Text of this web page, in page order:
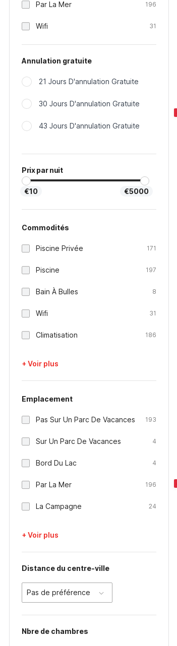
Par La Mer 196
Wifi 31
Annulation gratuite
21 Jours D'annulation Gratuite
30 Jours D'annulation Gratuite
43 Jours D'annulation Gratuite
Prix par nuit
€10 €5000
Commodités
Piscine Privée 171
Piscine 197
Bain À Bulles 8
Wifi 31
Climatisation 186
+ Voir plus
Emplacement
Pas Sur Un Parc De Vacances 193
Sur Un Parc De Vacances 4
Bord Du Lac 4
Par La Mer 196
La Campagne 24
+ Voir plus
Distance du centre-ville
Pas de préférence
Nbre de chambres